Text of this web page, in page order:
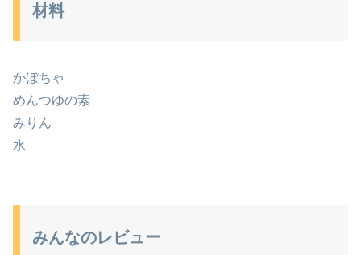
材料
かぼちゃ
めんつゆの素
みりん
水
みんなのレビュー